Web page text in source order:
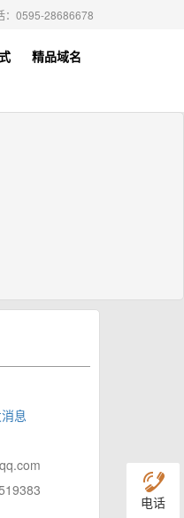
：0595-28686678
精品域名
电话